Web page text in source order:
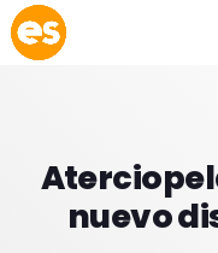
play_arrow EMISIÓN LA PAZ
EMISIÓN
nuevo